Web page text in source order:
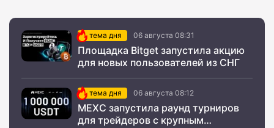
тема дня 06 августа 08:31
Площадка Bitget запустила акцию
для новых пользователей из СНГ
тема дня 06 августа 08:12
MEXC запустила раунд турниров
для трейдеров с крупным